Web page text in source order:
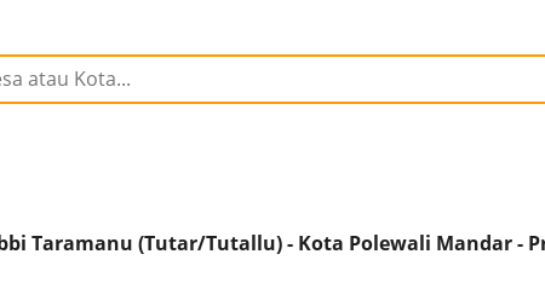
Taramanu (Tutar/Tutallu) - Kota Polewali Mandar -